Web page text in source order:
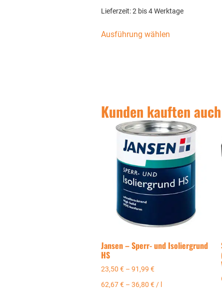
Lieferzeit:2 bis 4 Werktage
Ausführung wählen
Kunden kauften auch
Jansen – Sperr- und Isoliergrund
HS
23,50 €– 91,99 €
62,67€– 36,80 €/